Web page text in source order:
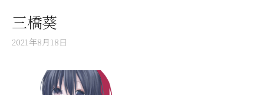
三橋葵
2021年8月18日